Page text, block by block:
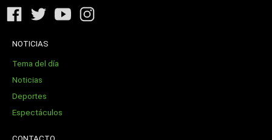
NOTICIAS
Tema del día
Noticias
Deportes
Espectáculos